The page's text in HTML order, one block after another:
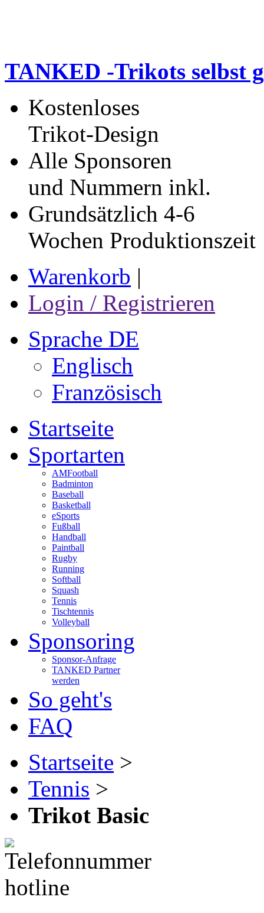
TANKED -Trikots selbst
Kostenloses
Trikot-Design
Alle Sponsoren
und Nummern inkl.
Grundsätzlich 4-6
Wochen Produktionszeit
Warenkorb |
Login / Registrieren
Sprache DE
Englisch
Französisch
Startseite
Sportarten
AMFootball
Badminton
Baseball
Basketball
eSports
Fußball
Handball
Paintball
Rugby
Running
Softball
Squash
Tennis
Tischtennis
Volleyball
Sponsoring
Sponsor-Anfrage
TANKED Partner
werden
So geht's
FAQ
Startseite >
Tennis >
Trikot Basic